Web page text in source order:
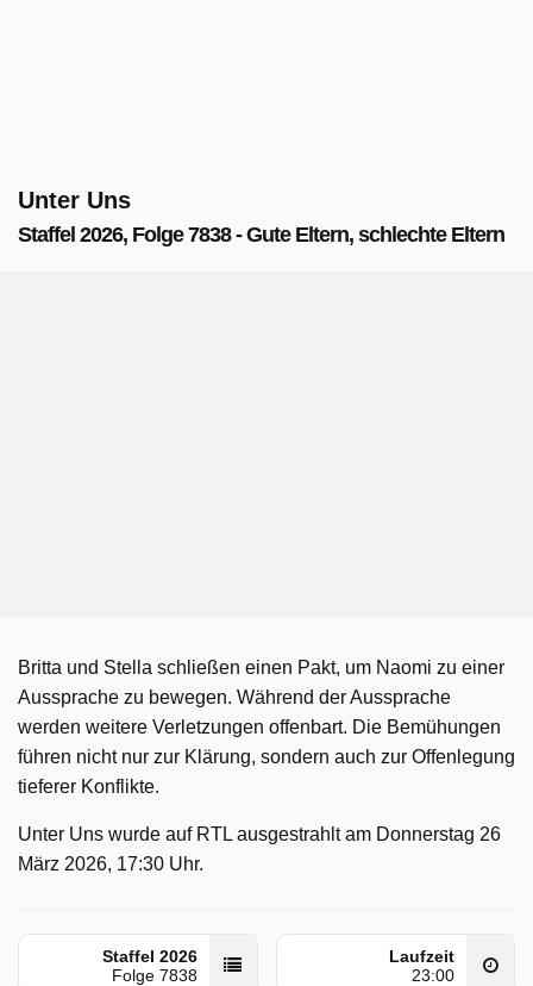
Unter Uns
Staffel 2026, Folge 7838 - Gute Eltern, schlechte Eltern
Britta und Stella schließen einen Pakt, um Naomi zu einer
Aussprache zu bewegen. Während der Aussprache
werden weitere Verletzungen offenbart. Die Bemühungen
führen nicht nur zur Klärung, sondern auch zur Offenlegung
tieferer Konflikte.
Unter Uns wurde auf RTL ausgestrahlt am Donnerstag 26
März 2026, 17:30 Uhr.
Staffel 2026
Folge 7838
Laufzeit
23:00